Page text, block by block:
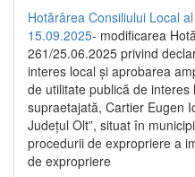
Hotărârea Consiliului Local
15.09.2025- modificarea
261/25.06.2025 privind
interes local și aprobarea
de utilitate publică de interes
supraetajată, Cartier Eugen
Județul Olt”, situat în
procedurii de expropriere a
de expropriere